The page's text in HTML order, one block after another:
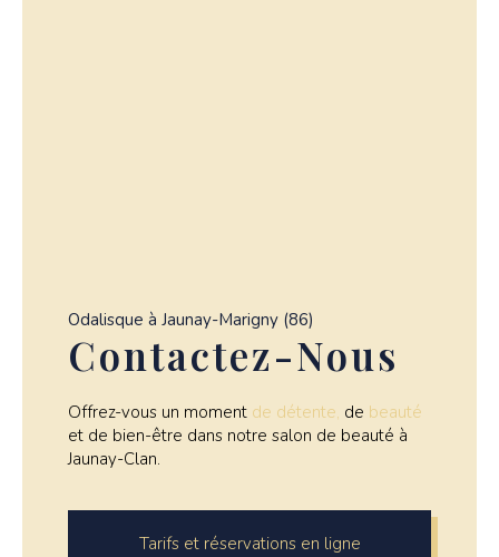
Odalisque à Jaunay-Marigny (86)
Contactez-Nous
Offrez-vous un moment de détente, de beauté
et de bien-être dans notre salon de beauté à
Jaunay-Clan.
Tarifs et réservations en ligne